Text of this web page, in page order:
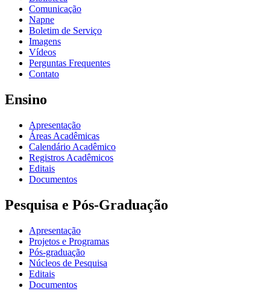
Comunicação
Napne
Boletim de Serviço
Imagens
Vídeos
Perguntas Frequentes
Contato
Ensino
Apresentação
Áreas Acadêmicas
Calendário Acadêmico
Registros Acadêmicos
Editais
Documentos
Pesquisa e Pós-Graduação
Apresentação
Projetos e Programas
Pós-graduação
Núcleos de Pesquisa
Editais
Documentos